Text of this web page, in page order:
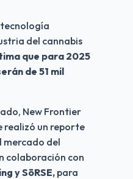
que para 2025
de 51 mil
New Frontier
realizó un reporte
mercado del
colaboración con
y SōRSE, para